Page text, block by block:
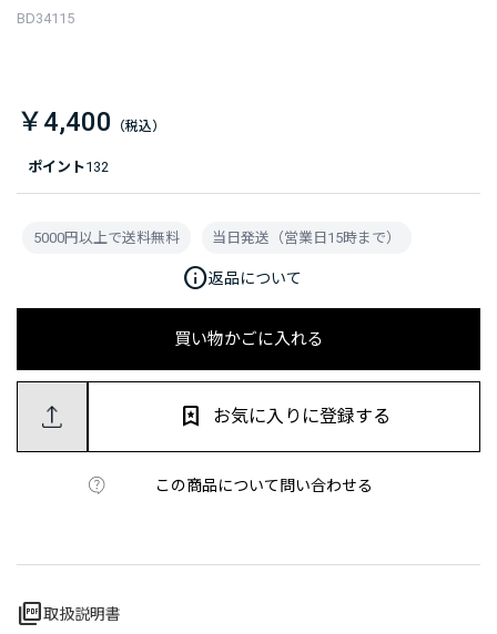
BD34115
ポイント132
￥4,400
買い物かごに入れる
この商品について問い合わせる
お気に入りに登録する
5000円以上で送料無料 当日発送（営業日15時まで）
info返品について
picture_as_pdf取扱説明書